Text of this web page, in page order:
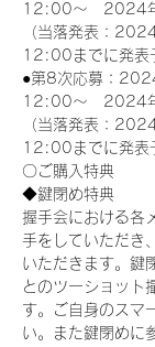
12:00～　2024
（当落発表：
12:00までに発表
●第8次応募：
12:00～　2024
（当落発表：
12:00までに発表
〇ご購入特典
◆鍵閉め特典
握手会における各
手をしていただき
いただきます。鍵
とのツーショット
す。ご自身のスマ
い。また鍵閉めに